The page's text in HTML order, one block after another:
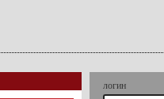
логин